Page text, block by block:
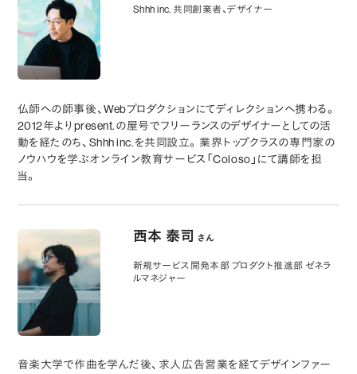
Shhh inc. 共同創業者、デザイナー
仏師への師事後、Webプロダクションにてディレクションへ携わる。
2012年よりpresent.の屋号でフリーランスのデザイナーとしての活
動を経たのち、Shhh inc.を共同設立。業界トップクラスの専門家の
ノウハウを学ぶオンライン教育サービス「Coloso」にて講師を担
当。
西本 泰司 さん
新規サービス開発本部 プロダクト推進部 ゼネラ
ルマネジャー
音楽大学で作曲を学んだ後、求人広告営業を経てデザインファー